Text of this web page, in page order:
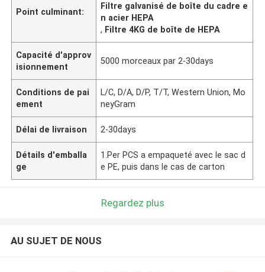
Point culminant:
Filtre galvanisé de boîte du cadre e
n acier HEPA
, Filtre 4KG de boîte de HEPA
Capacité d'approv
isionnement
5000 morceaux par 2-30days
Conditions de pai
ement
L/C, D/A, D/P, T/T, Western Union, Mo
neyGram
Délai de livraison 2-30days
Détails d'emballa
ge
1.Per PCS a empaqueté avec le sac d
e PE, puis dans le cas de carton
Regardez plus
AU SUJET DE NOUS